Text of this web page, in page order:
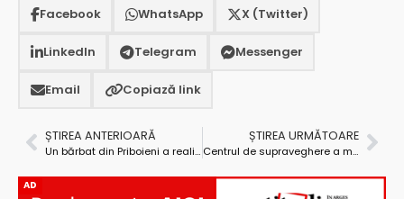
Facebook WhatsApp X (Twitter)
LinkedIn Telegram Messenger
Email Copiază link
ȘTIREA ANTERIOARĂ
Un bărbat din Priboieni a realizat un sistem electromecanic de ridicare, dar el n-a avut curent electric, niciodată, în casă
ȘTIREA URMĂTOARE
Centrul de supraveghere a micuților după orele de școală, un nou proiect la Mioveni
AD